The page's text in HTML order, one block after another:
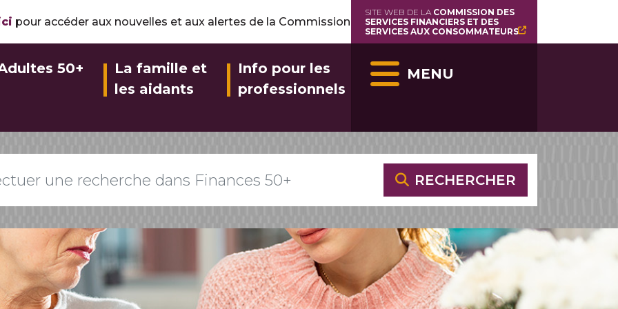
pour accéder aux nouvelles et aux alertes de la Commission
SITE WEB DE LA COMMISSION DES
SERVICES FINANCIERS ET DES
SERVICES AUX CONSOMMATEURS
50+
La famille et
les aidants
Info pour les
professionnels
MENU
RECHERCHER